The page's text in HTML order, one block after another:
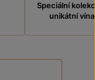
Speciální
unikátní vína